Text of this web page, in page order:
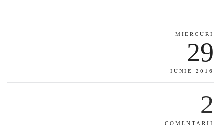
MIERCURI
29
IUNIE 2016
2
COMENTARII